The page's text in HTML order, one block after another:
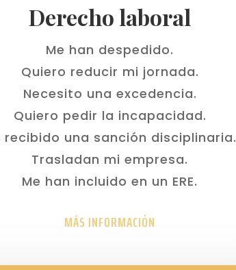
Derecho laboral
Me han despedido.
Quiero reducir mi jornada.
Necesito una excedencia.
Quiero pedir la incapacidad.
recibido una sanción disciplinaria.
Trasladan mi empresa.
Me han incluido en un ERE.
MÁS INFORMACIÓN